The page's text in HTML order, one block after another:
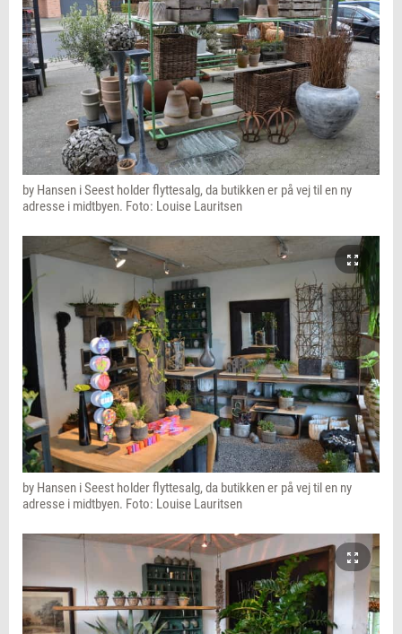
by Hansen i Seest holder flyttesalg, da butikken er på vej til en ny
adresse i midtbyen. Foto: Louise Lauritsen
by Hansen i Seest holder flyttesalg, da butikken er på vej til en ny
adresse i midtbyen. Foto: Louise Lauritsen